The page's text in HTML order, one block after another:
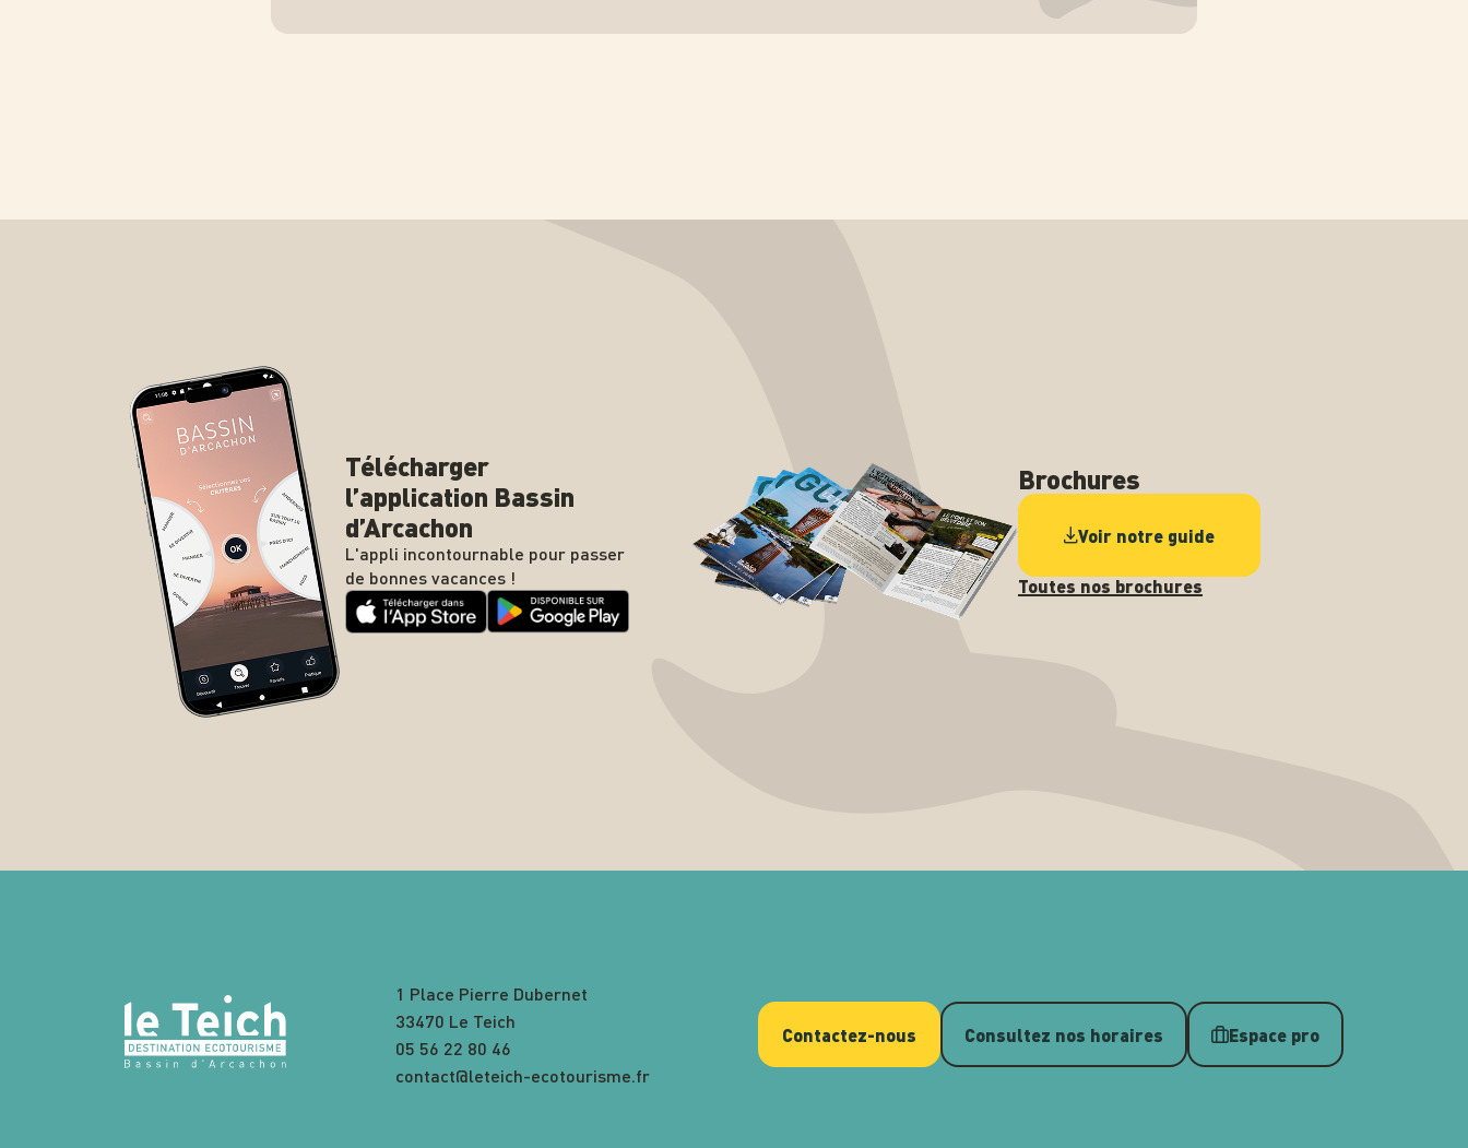
Télécharger
l’application Bassin
d’Arcachon
L'appli incontournable pour passer
de bonnes vacances !
Brochures
Voir notre guide
Toutes nos brochures
1 Place Pierre Dubernet
33470 Le Teich
05 56 22 80 46
contact@leteich-ecotourisme.fr
Contactez-nous Consultez nos horaires Espace pro